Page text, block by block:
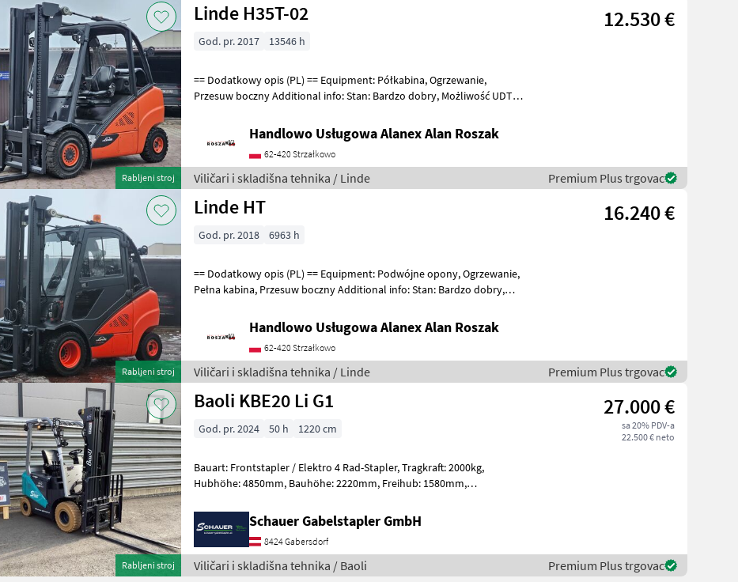
Rabljeni stroj
Linde H35T-02 12.530 €
God. pr. 2017 13546 h
== Dodatkowy opis (PL) == Equipment: Półkabina, Ogrzewanie,
Przesuw boczny Additional info: Stan: Bardzo dobry, Możliwość UDT
Handlowo Usługowa Alanex Alan Roszak
62-420 Strzałkowo
Viličari i skladišna tehnika / Linde Premium Plus trgovac
Rabljeni stroj
Linde HT 16.240 €
God. pr. 2018 6963 h
== Dodatkowy opis (PL) == Equipment: Podwójne opony, Ogrzewanie,
Pełna kabina, Przesuw boczny Additional info: Stan: Bardzo dobry,
Handlowo Usługowa Alanex Alan Roszak
62-420 Strzałkowo
Viličari i skladišna tehnika / Linde Premium Plus trgovac
Rabljeni stroj
Baoli KBE20 Li G1 27.000 €
sa 20% PDV-a
22.500 € neto
God. pr. 2024 50 h 1220 cm
Bauart: Frontstapler / Elektro 4 Rad-Stapler, Tragkraft: 2000kg,
Hubhöhe: 4850mm, Bauhöhe: 2220mm, Freihub: 1580mm,
Schauer Gabelstapler GmbH
8424 Gabersdorf
Viličari i skladišna tehnika / Baoli Premium Plus trgovac